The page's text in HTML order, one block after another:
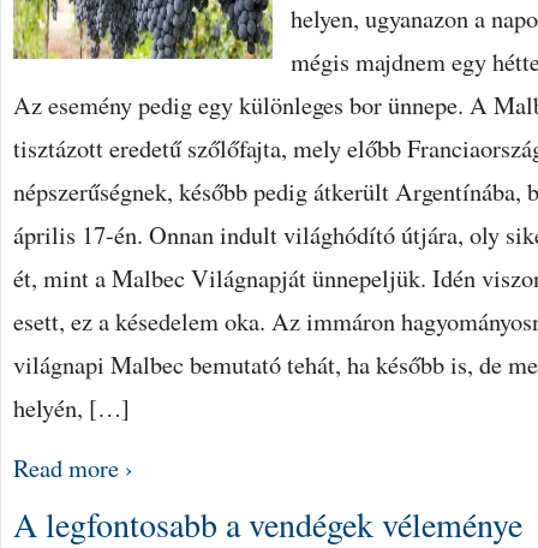
helyen, ugyanazon a
mégis majdnem egy
Az esemény pedig egy különleges bor ünnepe. A
tisztázott eredetű szőlőfajta, mely előbb
népszerűségnek, később pedig átkerült Argentínába,
április 17-én. Onnan indult világhódító útjára, oly
ét, mint a Malbec Világnapját ünnepeljük. Idén
esett, ez a késedelem oka. Az immáron
világnapi Malbec bemutató tehát, ha később is, de
helyén, […]
Read more ›
A legfontosabb a vendégek véleménye